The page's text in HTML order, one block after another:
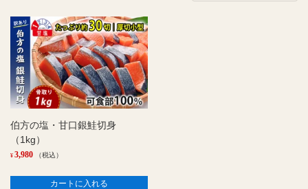
伯方の塩・甘口銀鮭切身
（1kg）
¥ 3,980 （税込）
カートに入れる